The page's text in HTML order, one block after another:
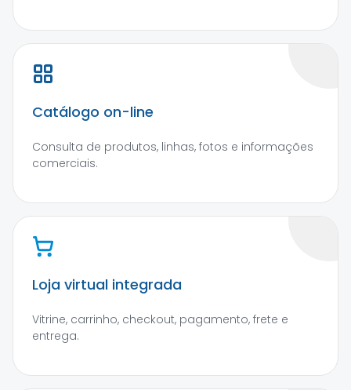
Catálogo on-line
Consulta de produtos, linhas, fotos e informações
comerciais.
Loja virtual integrada
Vitrine, carrinho, checkout, pagamento, frete e
entrega.